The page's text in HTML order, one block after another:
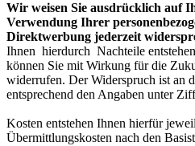
Wir weisen Sie ausdrücklich auf
Verwendung Ihrer
Direktwerbung jederzeit
Ihnen hierdurch Nachteile
können Sie mit Wirkung für die
widerrufen. Der Widerspruch ist an
entsprechend den Angaben unter
Kosten entstehen Ihnen hierfür
Übermittlungskosten nach den